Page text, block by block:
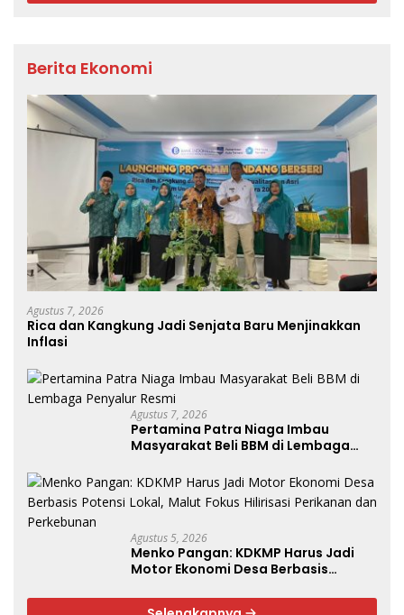
Berita Ekonomi
Agustus 7, 2026
Rica dan Kangkung Jadi Senjata Baru Menjinakkan
Inflasi
Agustus 7, 2026
Pertamina Patra Niaga Imbau
Masyarakat Beli BBM di Lembaga
Agustus 5, 2026
Menko Pangan: KDKMP Harus Jadi
Motor Ekonomi Desa Berbasis
Perikanan dan Perkebunan